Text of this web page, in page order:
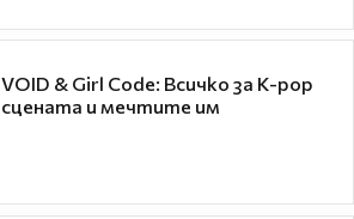
VOID & Girl Code: Всичко за K-pop
сцената и мечтите им